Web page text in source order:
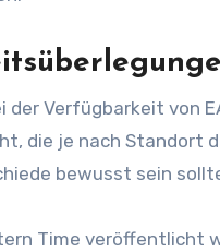
Verfügbarkeit von
je nach Standort
bewusst sein
Time veröffentlicht